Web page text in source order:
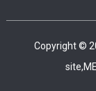
Copyright ©
site,